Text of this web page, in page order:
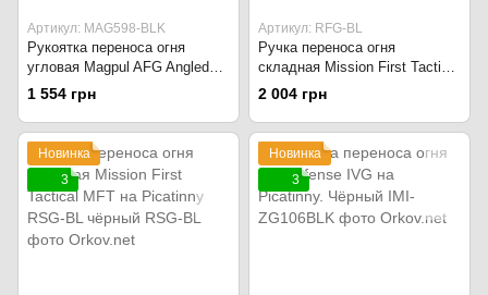
Артикул: MAG598-BLK
Рукоятка переноса огня
угловая Magpul AFG Angled
Fore Grip на M-LOK MAG598-
FDE Flat Dark Earth
1 554 грн
Артикул: RFG-BL
Ручка переноса огня
складная Mission First Tactical
MFT на Picatinny RFG-BL
2 004 грн
Новинка
3
Новинка
3